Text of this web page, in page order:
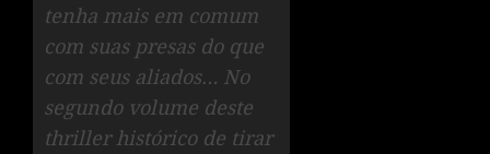
tenha mais em comum
com suas presas do que
com seus aliados… No
segundo volume deste
thriller histórico de tirar